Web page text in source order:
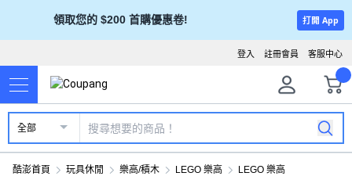
領取您的 $200 首購優惠卷! 打開 App
客服中心
註冊會員
登入
全部
酷澎首頁 玩具休閒 樂高/積木 LEGO 樂高 LEGO 樂高